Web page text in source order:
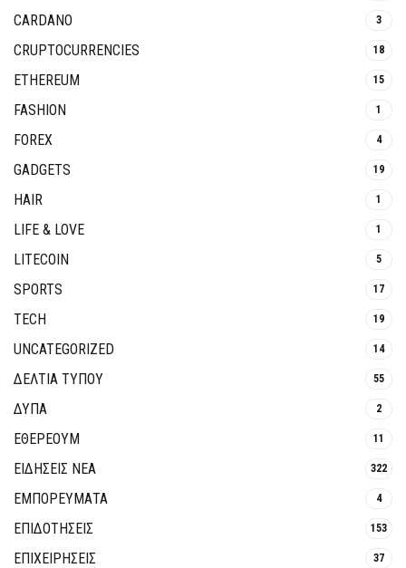
CARDANO 3
CRUPTOCURRENCIES 18
ETHEREUM 15
FASHION 1
FOREX 4
GADGETS 19
HAIR 1
LIFE & LOVE 1
LITECOIN 5
SPORTS 17
TECH 19
UNCATEGORIZED 14
ΔΕΛΤΙΑ ΤΥΠΟΥ 55
ΔΥΠΑ 2
ΕΘΈΡΕΟΥΜ 11
ΕΙΔΗΣΕΙΣ ΝΕΑ 322
ΕΜΠΟΡΕΥΜΑΤΑ 4
ΕΠΙΔΟΤΗΣΕΙΣ 153
ΕΠΙΧΕΙΡΗΣΕΙΣ 37